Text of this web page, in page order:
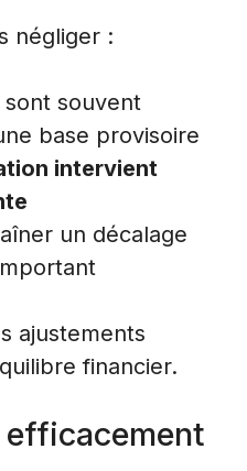
négliger :
sont souvent
base provisoire
intervient
un décalage
ajustements
financier.
efficacement